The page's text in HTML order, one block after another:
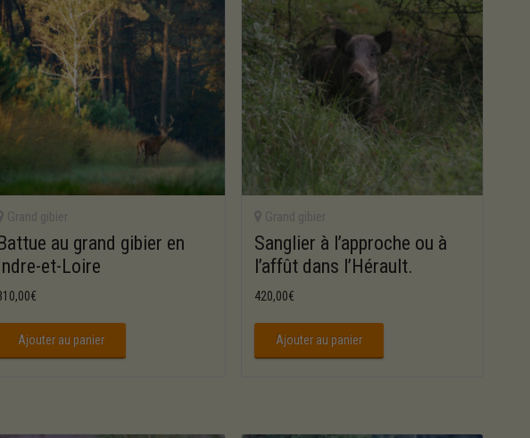
Grand gibier
au grand gibier en
et-Loire
€
Ajouter au panier
Grand gibier
Sanglier à l’approche ou à
l’affût dans l’Hérault.
420,00€
Ajouter au panier